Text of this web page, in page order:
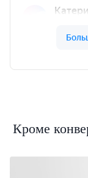
Кроме